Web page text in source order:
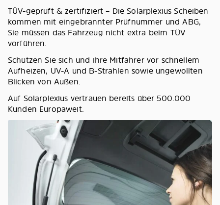
TÜV-geprüft & zertifiziert – Die Solarplexius Scheiben
kommen mit eingebrannter Prüfnummer und ABG,
Sie müssen das Fahrzeug nicht extra beim TÜV
vorführen.
Schützen Sie sich und ihre Mitfahrer vor schnellem
Aufheizen, UV-A und B-Strahlen sowie ungewollten
Blicken von Außen.
Auf Solarplexius vertrauen bereits über 500.000
Kunden Europaweit.